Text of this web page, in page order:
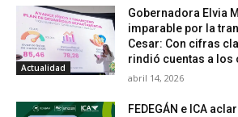
Actualidad
Gobernadora Elvia
imparable por la
Cesar: Con cifras
rindió cuentas a los
abril 14, 2026
FEDEGÁN e ICA